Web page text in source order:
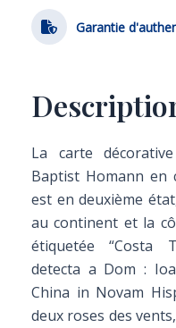
Garantie
La carte
Baptist Homann en
est en deuxième
au continent et la
étiquetée “Costa
detecta a Dom :
China in Novam
deux roses des